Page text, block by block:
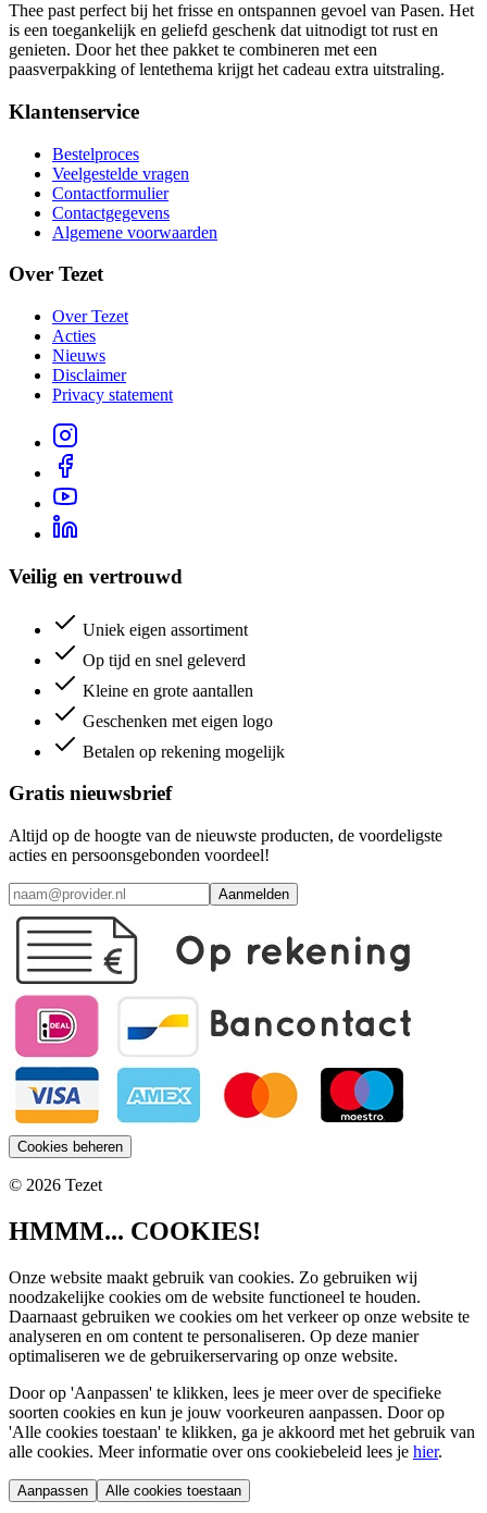
Thee past perfect bij het frisse en ontspannen gevoel van Pasen. Het
is een toegankelijk en geliefd geschenk dat uitnodigt tot rust en
genieten. Door het thee pakket te combineren met een
paasverpakking of lentethema krijgt het cadeau extra uitstraling.
Klantenservice
Bestelproces
Veelgestelde vragen
Contactformulier
Contactgegevens
Algemene voorwaarden
Over Tezet
Over Tezet
Acties
Nieuws
Disclaimer
Privacy statement
Veilig en vertrouwd
Uniek eigen assortiment
Op tijd en snel geleverd
Kleine en grote aantallen
Geschenken met eigen logo
Betalen op rekening mogelijk
Gratis nieuwsbrief
Altijd op de hoogte van de nieuwste producten, de voordeligste
acties en persoonsgebonden voordeel!
Aanmelden
Cookies beheren
© 2026 Tezet
HMMM... COOKIES!
Onze website maakt gebruik van cookies. Zo gebruiken wij
noodzakelijke cookies om de website functioneel te houden.
Daarnaast gebruiken we cookies om het verkeer op onze website te
analyseren en om content te personaliseren. Op deze manier
optimaliseren we de gebruikerservaring op onze website.
Door op 'Aanpassen' te klikken, lees je meer over de specifieke
soorten cookies en kun je jouw voorkeuren aanpassen. Door op
'Alle cookies toestaan' te klikken, ga je akkoord met het gebruik van
alle cookies. Meer informatie over ons cookiebeleid lees je hier.
Aanpassen Alle cookies toestaan